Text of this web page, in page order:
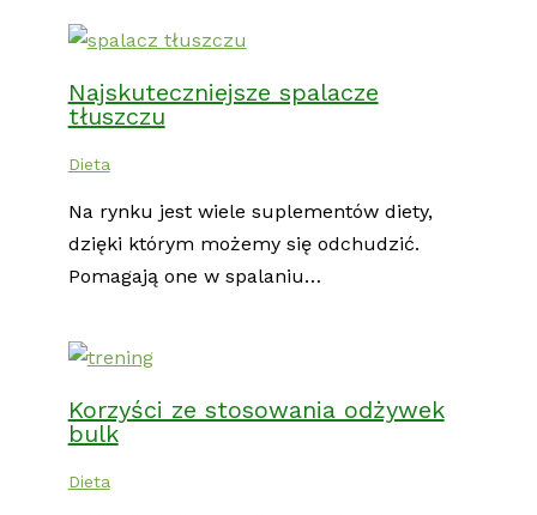
Najskuteczniejsze spalacze
tłuszczu
Dieta
Na rynku jest wiele suplementów diety,
dzięki którym możemy się odchudzić.
Pomagają one w spalaniu…
Korzyści ze stosowania odżywek
bulk
Dieta